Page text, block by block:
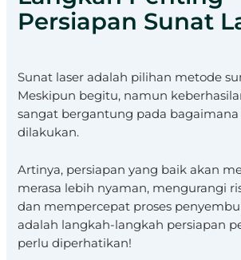
Persiapan Sunat
Sunat laser adalah pilihan metode
Meskipun begitu, namun
sangat bergantung pada bagaimana
dilakukan.
Artinya, persiapan yang baik akan
merasa lebih nyaman, mengurangi
dan mempercepat proses
adalah langkah-langkah persiapan
perlu diperhatikan!